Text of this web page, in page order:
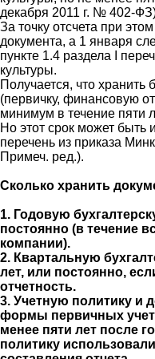
декабря 2011 г. № 402-
За точку отсчета при
документа, а 1 января
пункте 1.4 раздела I
культуры.
Получается, что хранить
(первичку, финансовую
минимум в течение пяти
Но этот срок может быть
перечень из приказа
Примеч. ред.).
Сколько хранить
1. Годовую
постоянно (в течение
компании).
2. Квартальную
лет, или постоянно,
отчетность.
3. Учетную политику и
формы первичных
менее пяти лет после
политику